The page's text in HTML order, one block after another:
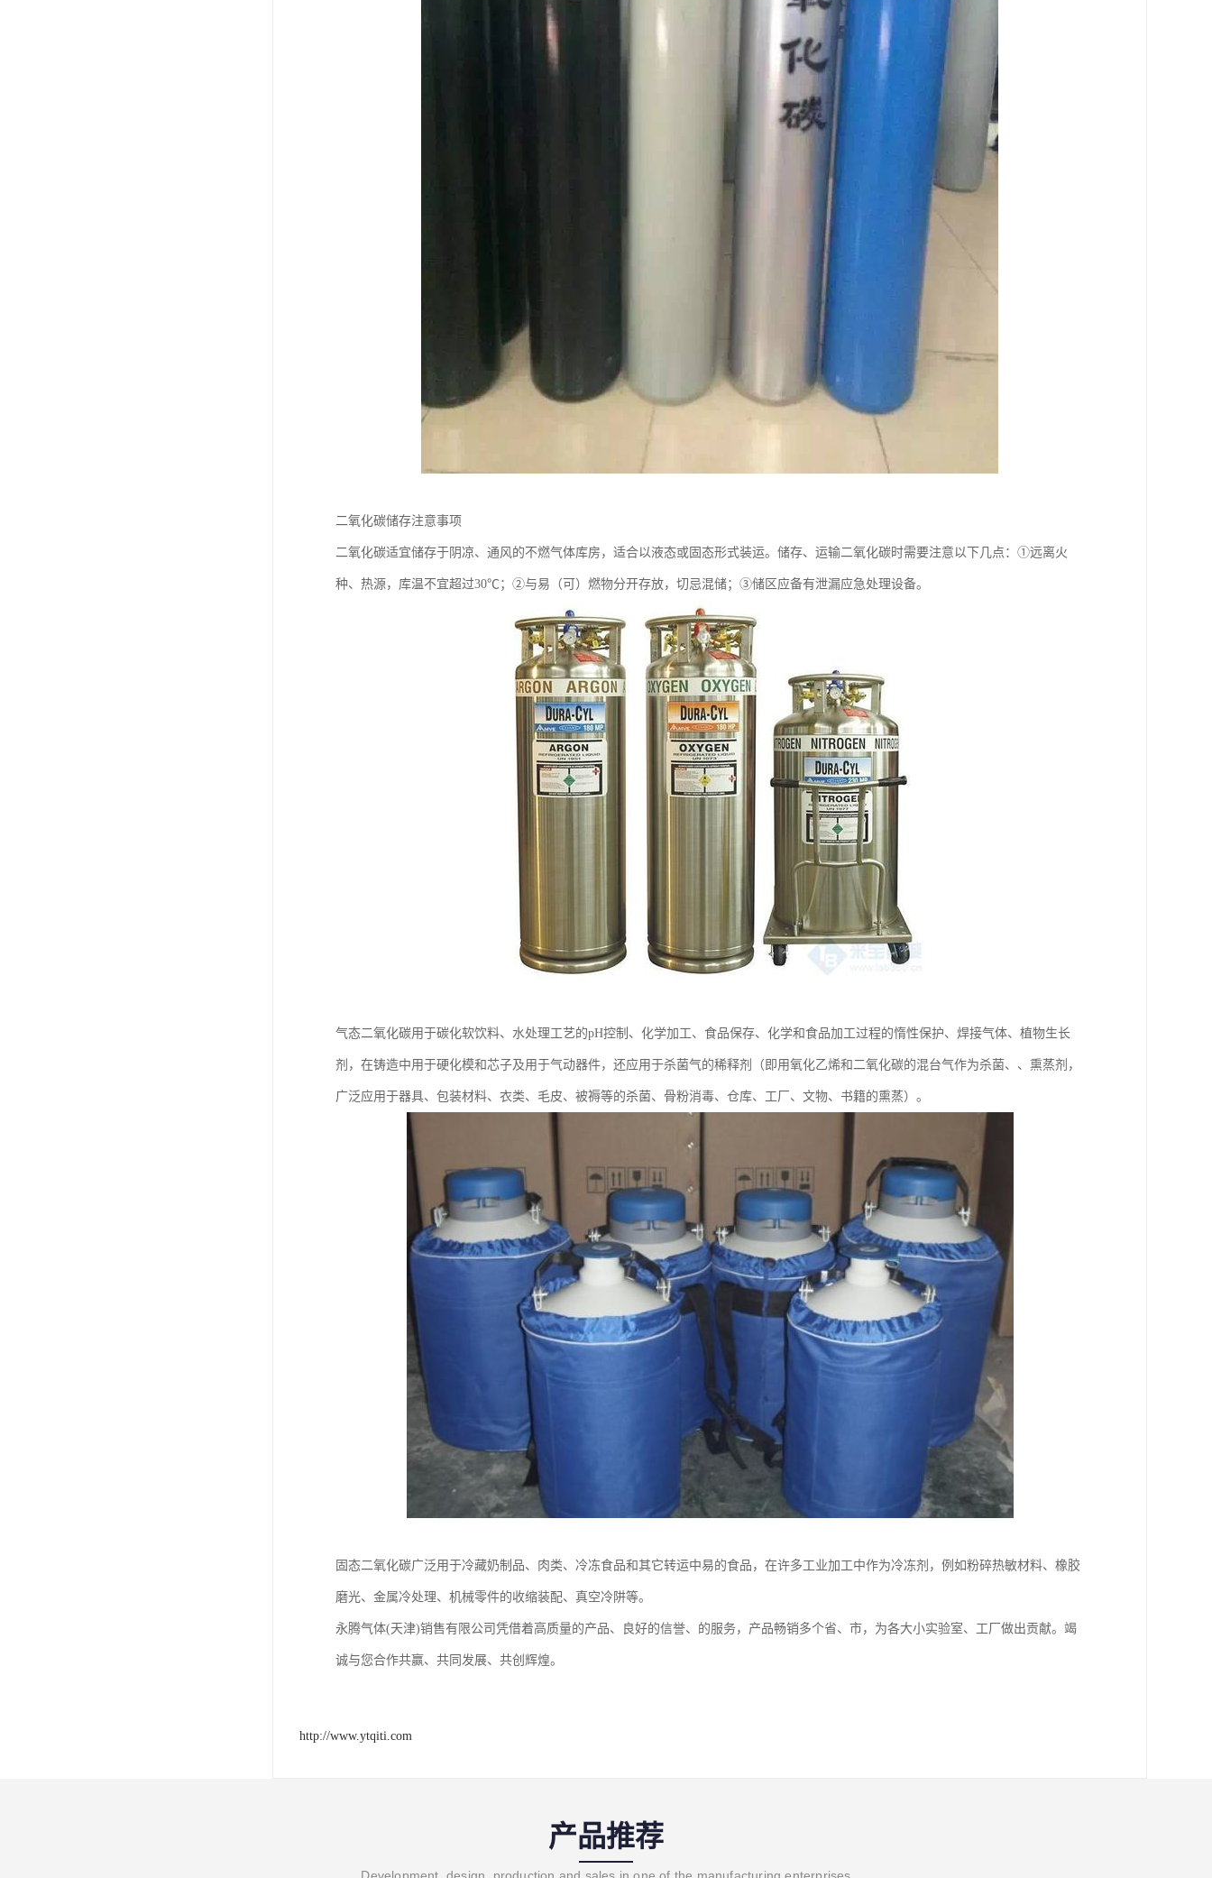
二氧化碳储存注意事项
二氧化碳适宜储存于阴凉、通风的不燃气体库房，适合以液态或固态形式装运。储存、运输二氧化碳时需要注意以下几点：①远离火
种、热源，库温不宜超过30℃；②与易（可）燃物分开存放，切忌混储；③储区应备有泄漏应急处理设备。
气态二氧化碳用于碳化软饮料、水处理工艺的pH控制、化学加工、食品保存、化学和食品加工过程的惰性保护、焊接气体、植物生长
剂，在铸造中用于硬化模和芯子及用于气动器件，还应用于杀菌气的稀释剂（即用氧化乙烯和二氧化碳的混台气作为杀菌、、熏蒸剂，
广泛应用于器具、包装材料、衣类、毛皮、被褥等的杀菌、骨粉消毒、仓库、工厂、文物、书籍的熏蒸）。
固态二氧化碳广泛用于冷藏奶制品、肉类、冷冻食品和其它转运中易的食品，在许多工业加工中作为冷冻剂，例如粉碎热敏材料、橡胶
磨光、金属冷处理、机械零件的收缩装配、真空冷阱等。
永腾气体(天津)销售有限公司凭借着高质量的产品、良好的信誉、的服务，产品畅销多个省、市，为各大小实验室、工厂做出贡献。竭
诚与您合作共赢、共同发展、共创辉煌。
http://www.ytqiti.com
产品推荐